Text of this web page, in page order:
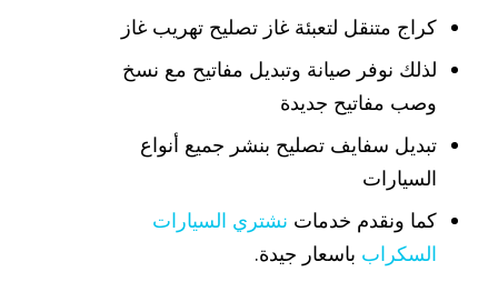
كراج متنقل لتعبئة غاز تصليح تهريب غاز
لذلك نوفر صيانة وتبديل مفاتيح مع نسخ
وصب مفاتيح جديدة
تبديل سفايف تصليح بنشر جميع أنواع
السيارات
كما ونقدم خدمات نشتري السيارات
السكراب باسعار جيدة.